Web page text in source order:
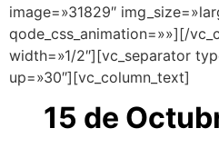
image=»31829″
qode_css_animation=»»][/
width=»1/2″][vc_separator
up=»30″][vc_column_text]
15 de